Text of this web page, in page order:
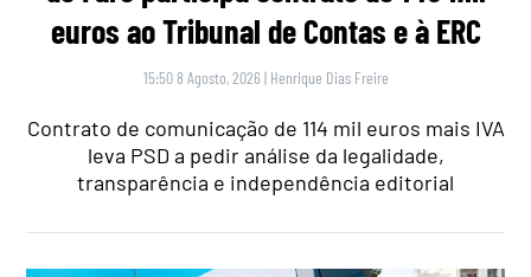
euros ao Tribunal de Contas e à ERC
15:50 8 Agosto, 2026 | Henrique Dias Freire
Contrato de comunicação de 114 mil euros mais IVA
leva PSD a pedir análise da legalidade,
transparência e independência editorial